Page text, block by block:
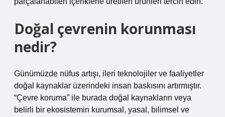
Doğal çevrenin korunması
nedir?
Günümüzde nüfus artışı, ileri teknolojiler ve faaliyetler
doğal kaynaklar üzerindeki insan baskısını artırmıştır.
“Çevre koruma” ile burada doğal kaynakların veya
belirli bir ekosistemin kurumsal, yasal, bilimsel ve